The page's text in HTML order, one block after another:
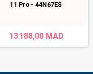
11 Pro - 44N67ES
13 188,00 MAD